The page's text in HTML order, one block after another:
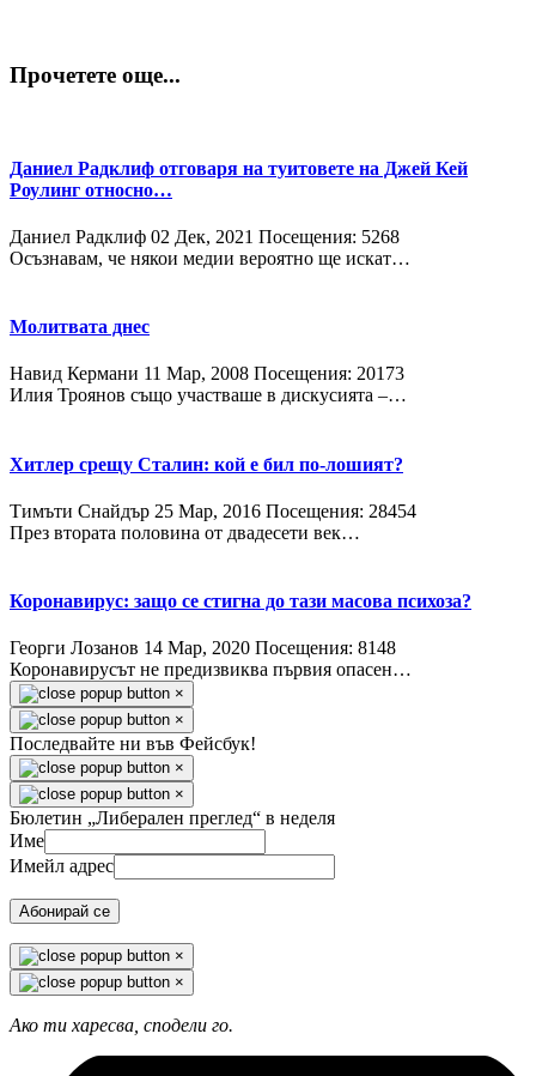
Прочетете още...
Даниел Радклиф отговаря на туитовете на Джей Кей
Роулинг относно…
Даниел Радклиф 02 Дек, 2021 Посещения: 5268
Осъзнавам, че някои медии вероятно ще искат…
Молитвата днес
Навид Кермани 11 Мар, 2008 Посещения: 20173
Илия Троянов също участваше в дискусията –…
Хитлер срещу Сталин: кой е бил по-лошият?
Тимъти Снайдър 25 Мар, 2016 Посещения: 28454
През втората половина от двадесети век…
Коронавирус: защо се стигна до тази масова психоза?
Георги Лозанов 14 Мар, 2020 Посещения: 8148
Коронавирусът не предизвиква първия опасен…
×
×
Последвайте ни във Фейсбук!
×
×
Бюлетин „Либерален преглед“ в неделя
Име
Имейл адрес
Абонирай се
×
×
Ако ти харесва, сподели го.